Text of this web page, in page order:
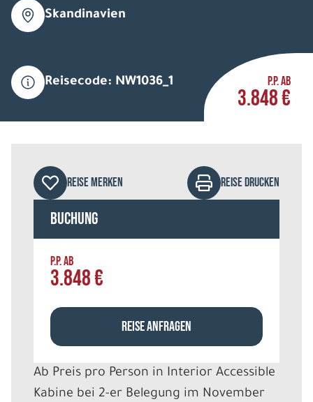
Skandinavien
Reisecode: NW1036_1 P.P. AB
3.848 €
REISE MERKEN REISE DRUCKEN
Buchung
P.P. AB
3.848 €
REISE ANFRAGEN
Ab Preis pro Person in Interior Accessible
Kabine bei 2-er Belegung im November